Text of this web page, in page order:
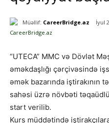
Müəllif: CareerBridge.az İyul
“UTECA” MMC və Dövlət
əməkdaşlığı çərçivəsində
əmək bazarında iştirakının
sahəsi üzrə növbəti
start verilib.
Kurs müddətində